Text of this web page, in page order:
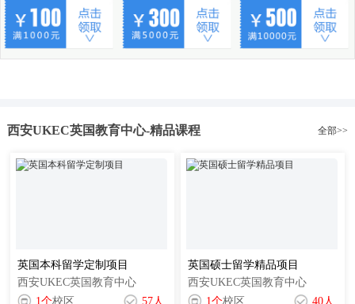
西安UKEC英国教育中心-精品课程 全部>>
英国本科留学定制项目
西安UKEC英国教育中心
1个校区 57人
英国硕士留学精品项目
西安UKEC英国教育中心
1个校区 40人